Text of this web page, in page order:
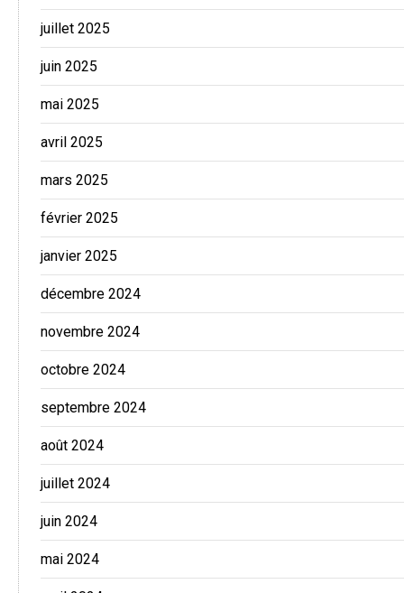
juillet 2025
juin 2025
mai 2025
avril 2025
mars 2025
février 2025
janvier 2025
décembre 2024
novembre 2024
octobre 2024
septembre 2024
août 2024
juillet 2024
juin 2024
mai 2024